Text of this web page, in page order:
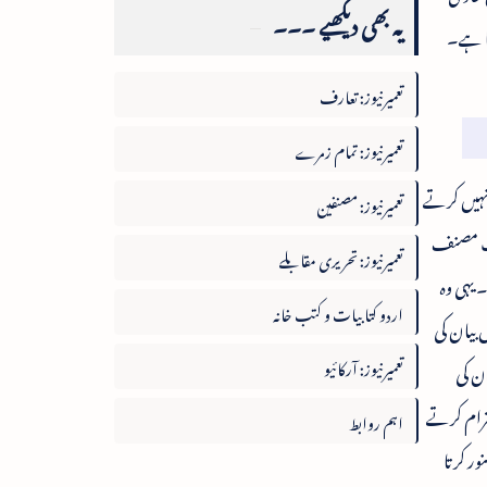
ہے۔
کرتے
مصنف
یہی وہ
کی
کی
کرتے
کرتا
یہ بھی دیکھیے ۔۔۔
تعمیرنیوز: تعارف
تعمیرنیوز: تمام زمرے
تعمیرنیوز: مصنفین
تعمیرنیوز: تحریری مقابلے
اردو کتابیات و کتب خانہ
تعمیرنیوز: آرکائیو
اہم روابط